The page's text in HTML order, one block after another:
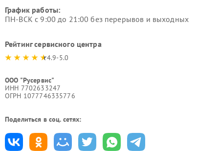
График работы:
ПН-ВСК с 9:00 до 21:00 без перерывов и выходных
Рейтинг сервисного центра
4.9-5.0
ООО "Русервис"
ИНН 7702633247
ОГРН 1077746335776
Поделиться в соц. сетях: